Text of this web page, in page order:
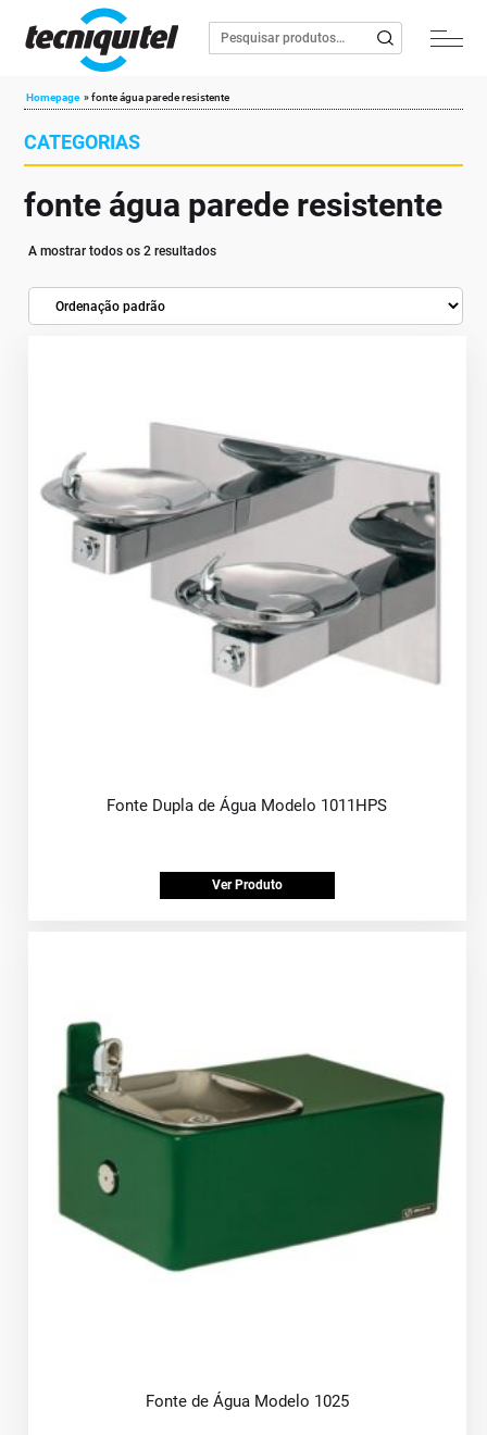
Homepage »fonte água parede resistente
CATEGORIAS
fonte água parede resistente
A mostrar todos os 2 resultados
Fonte Dupla de Água Modelo 1011HPS
Ver Produto
Fonte de Água Modelo 1025